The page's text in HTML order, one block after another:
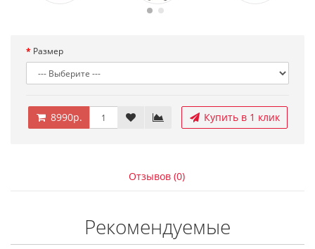
Размер
8990р. Купить в 1 клик
Отзывов (0)
Рекомендуемые